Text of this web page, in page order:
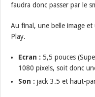
faudra donc passer par le
Au final, une belle image
Play.
Ecran : 5,5 pouces
1080 pixels, soit donc
Son : jack 3.5 et haut-